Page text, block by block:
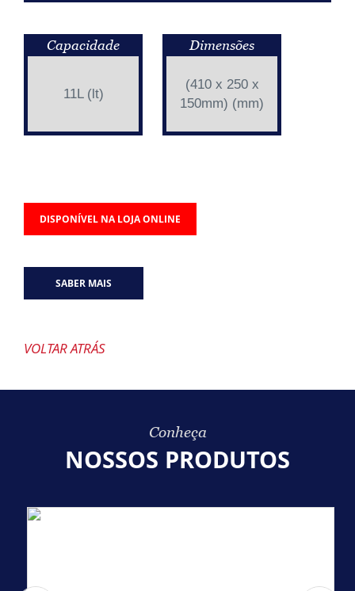
Capacidade
11L (lt)
Dimensões
(410 x 250 x
150mm) (mm)
DISPONÍVEL NA LOJA ONLINE
SABER MAIS
VOLTAR ATRÁS
Conheça
NOSSOS PRODUTOS